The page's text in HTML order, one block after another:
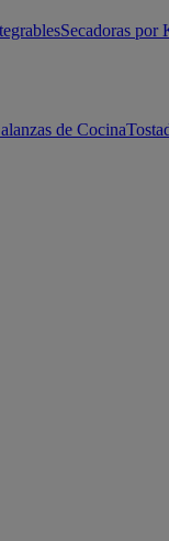
Secadoras por
de Cocina